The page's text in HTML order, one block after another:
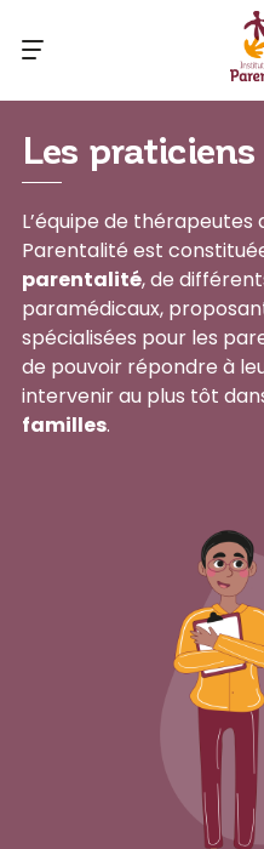
Les praticiens
L’équipe de thérapeutes
Parentalité est
parentalité, de
paramédicaux,
spécialisées pour les
de pouvoir répondre à
intervenir au plus tôt
familles.